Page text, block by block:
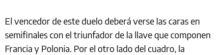
El vencedor de este duelo deberá verse las caras en
semifinales con el triunfador de la llave que componen
Francia y Polonia. Por el otro lado del cuadro, la